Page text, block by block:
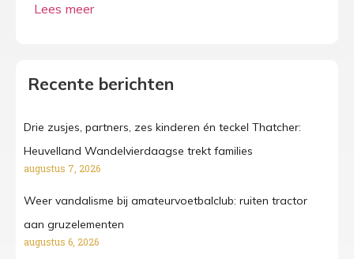
Recente berichten
Drie zusjes, partners, zes kinderen én teckel Thatcher:
Heuvelland Wandelvierdaagse trekt families
augustus 7, 2026
Weer vandalisme bij amateurvoetbalclub: ruiten tractor
aan gruzelementen
augustus 6, 2026